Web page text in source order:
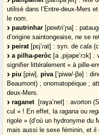
utilisé dans l’Entre-deux-Mers
le nom.
pautrinhar [pɒwtɾi’ɲa] :
d’origine saintongeaise, ne se
peirat [pɛj’ɾat] : syn. decala
a pilha-peròc [a ,pijəpe’ɾɔk]
signifier littéralement « à pille-
piu [piw],piva [’piwə/-βə] :
Beaumont) ; onomatopéique ;
deux-Mers.
raganet [raɣa’net] : avorton
cul » ! En effet, laragana ou
rigole » (d’où un hydronyme du
mais aussi le sexe féminin, et